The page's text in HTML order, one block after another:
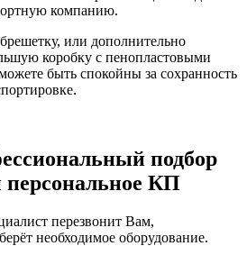
компанию.
или дополнительно
коробку с пенопластовыми
быть спокойны за сохранность
подбор
персональное КП
перезвонит Вам,
необходимое оборудование.